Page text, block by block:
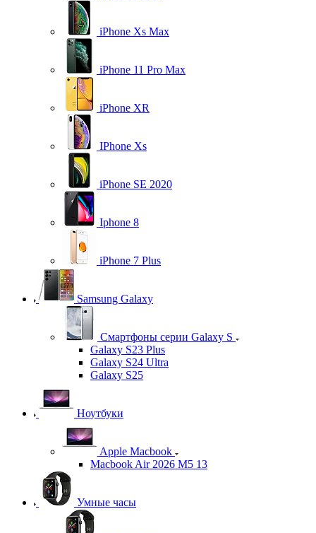
iPhone Xs Max
iPhone 11 Pro Max
iPhone XR
IPhone Xs
iPhone SE 2020
Iphone 8
iPhone 7 Plus
Samsung Galaxy
Смартфоны серии Galaxy S
Galaxy S23 Plus
Galaxy S24 Ultra
Galaxy S25
Ноутбуки
Apple Macbook
Macbook Air 2026 M5 13
Умные часы